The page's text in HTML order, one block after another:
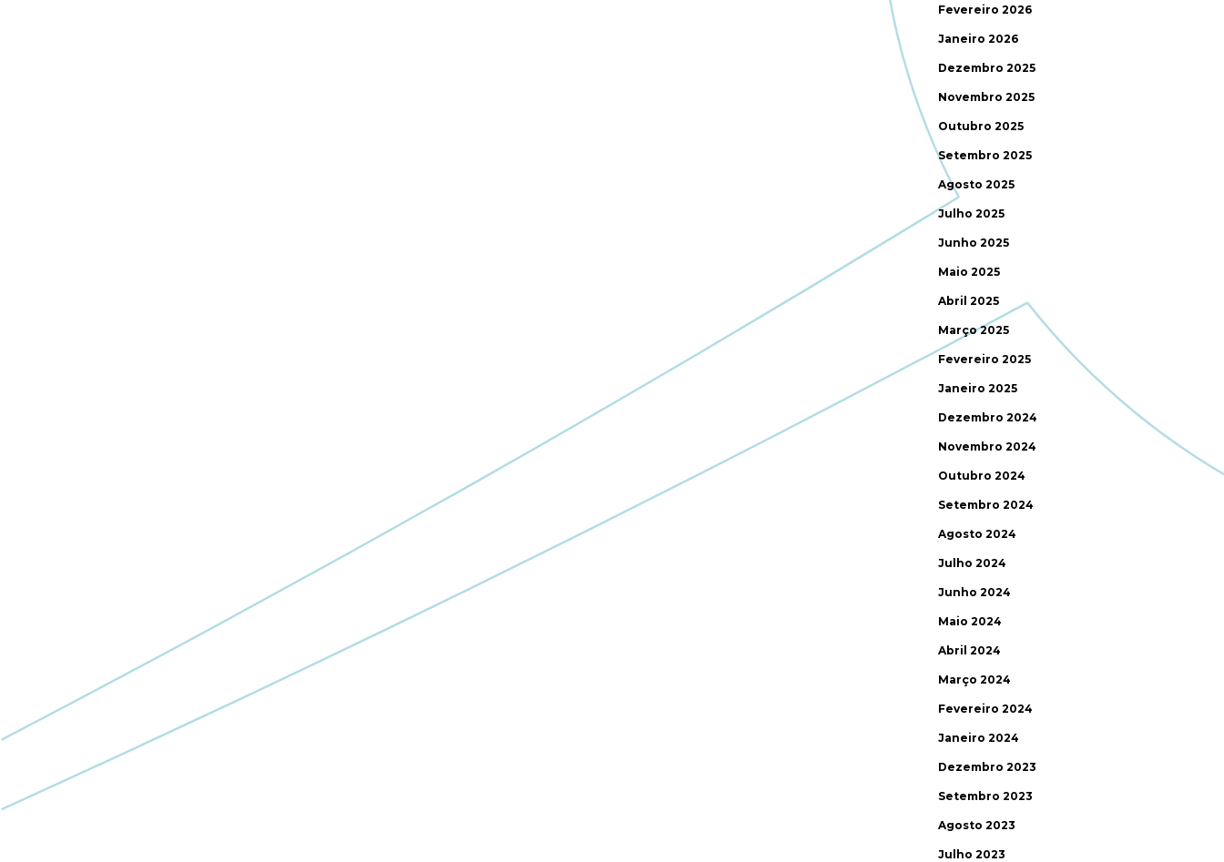
Fevereiro 2026
Janeiro 2026
Dezembro 2025
Novembro 2025
Outubro 2025
Setembro 2025
Agosto 2025
Julho 2025
Junho 2025
Maio 2025
Abril 2025
Março 2025
Fevereiro 2025
Janeiro 2025
Dezembro 2024
Novembro 2024
Outubro 2024
Setembro 2024
Agosto 2024
Julho 2024
Junho 2024
Maio 2024
Abril 2024
Março 2024
Fevereiro 2024
Janeiro 2024
Dezembro 2023
Setembro 2023
Agosto 2023
Julho 2023